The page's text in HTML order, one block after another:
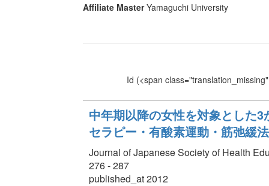
Affiliate Master Yamaguchi University
Id (<span
中年期以降の女性を対象とした
セラピー・有酸素運動・筋弛緩
Journal of Japanese Society of Health
276 - 287
published_at 2012